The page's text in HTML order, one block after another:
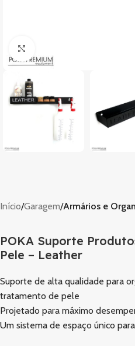
Início Garagem Armários e
POKA Suporte
Pele – Leather
Suporte de alta qualidade para
tratamento de pele
Projetado para máximo
Um sistema de espaço único